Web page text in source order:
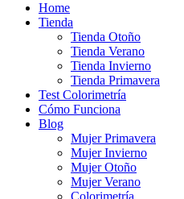
Home
Tienda
Tienda Otoño
Tienda Verano
Tienda Invierno
Tienda Primavera
Test Colorimetría
Cómo Funciona
Blog
Mujer Primavera
Mujer Invierno
Mujer Otoño
Mujer Verano
Colorimetría